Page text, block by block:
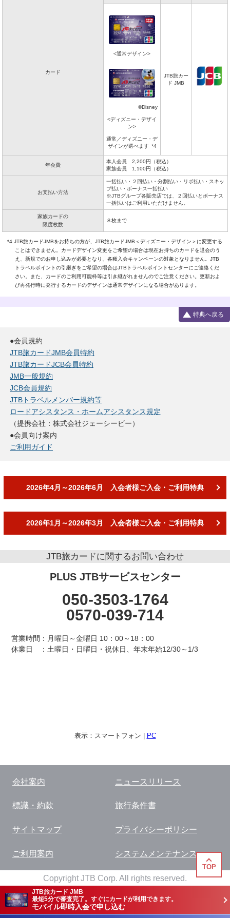
カード
<通常デザイン>
©Disney
<ディズニー・デザイ
ン>
通常／ディズニー・デ
ザインが選べます *4
JTB旅カー
ド JMB
年会費
本人会員 2,200円（税込）
家族会員 1,100円（税込）
お支払い方法
一括払い・２回払い・分割払い・リボ払い・スキッ
プ払い・ボーナス一括払い
※JTBグループ各販売店では、２回払いとボーナス
一括払いはご利用いただけません。
家族カードの
限度枚数
８枚まで
*4 JTB旅カードJMBをお持ちの方が、JTB旅カードJMB＜ディズニー・デザイン＞に変更する
ことはできません。カードデザイン変更をご希望の場合は現在お持ちのカードを退会のう
え、新規でのお申し込みが必要となり、各種入会キャンペーンの対象となりません。JTB
トラベルポイントの引継ぎをご希望の場合はJTBトラベルポイントセンターにご連絡くだ
さい。また、カードのご利用可能枠等は引き継がれませんのでご注意ください。更新およ
び再発行時に発行するカードのデザインは通常デザインになる場合があります。
特典へ戻る
●会員規約
JTB旅カードJMB会員特約
JTB旅カードJCB会員特約
JMB一般規約
JCB会員規約
JTBトラベルメンバー規約等
ロードアシスタンス・ホームアシスタンス規定
（提携会社：株式会社ジェーシービー）
●会員向け案内
ご利用ガイド
2026年4月～2026年6月 入会者様ご入会・ご利用特典
2026年1月～2026年3月 入会者様ご入会・ご利用特典
JTB旅カードに関するお問い合わせ
PLUS JTBサービスセンター
050-3503-1764
0570-039-714
営業時間：月曜日～金曜日 10：00～18：00
休業日 ：土曜日・日曜日・祝休日、年末年始12/30～1/3
JTB旅カード JMB
最短5分で審査完了。すぐにカードが利用できます。
モバイル即時入会で申し込む
TOP
表示： スマートフォン | PC
会社案内 ニュースリリース
標識・約款 旅行条件書
サイトマップ プライバシーポリシー
ご利用案内 システムメンテナンス
Copyright JTB Corp. All rights reserved.